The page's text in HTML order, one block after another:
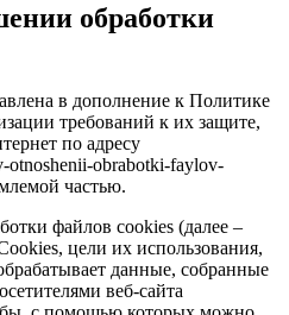
обработки
в дополнение к Политике
требований к их защите,
по адресу
otnoshenii-obrabotki-faylov-
частью.
файлов cookies (далее –
цели их использования,
данные, собранные
веб-сайта